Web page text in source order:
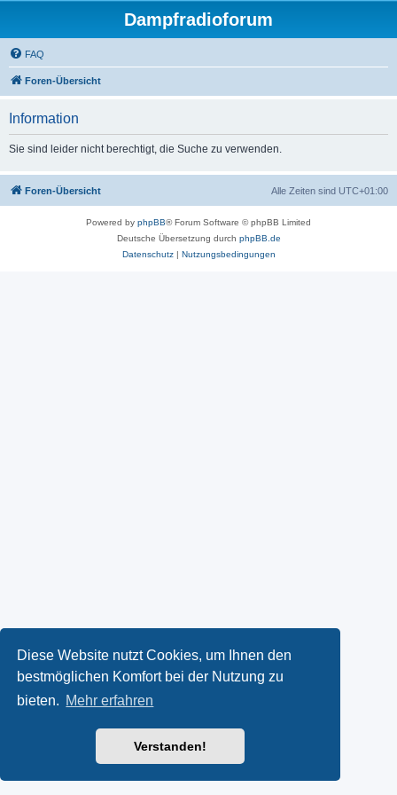
Diese Website nutzt Cookies, um Ihnen den
bestmöglichen Komfort bei der Nutzung zu
bieten. Mehr erfahren
Verstanden!
Dampfradioforum
FAQ
Foren-Übersicht
Information
Sie sind leider nicht berechtigt, die Suche zu verwenden.
Foren-Übersicht Alle Zeiten sind UTC+01:00
Powered by phpBB® Forum Software © phpBB Limited
Deutsche Übersetzung durch phpBB.de
Datenschutz| Nutzungsbedingungen